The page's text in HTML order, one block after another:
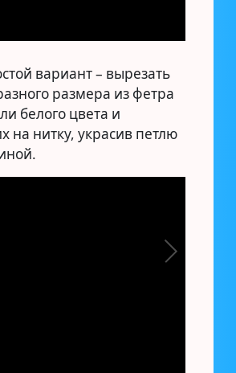
вариант – вырезать
размера из фетра
белого цвета и
на нитку, украсив петлю